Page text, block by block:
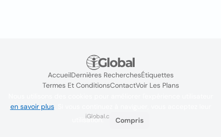
AccueilDernières RecherchesÉtiquettes
Termes Et ConditionsContactVoir Les Plans
iGlobal.co @ 2024
en savoir plus. Si vous continuez à naviguer, vous acceptez leur
utilisation.
Compris